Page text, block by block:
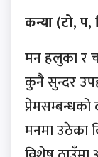
कन्या (टो,
मन हलुका र
कुनै सुन्दर
मनमा उठेका